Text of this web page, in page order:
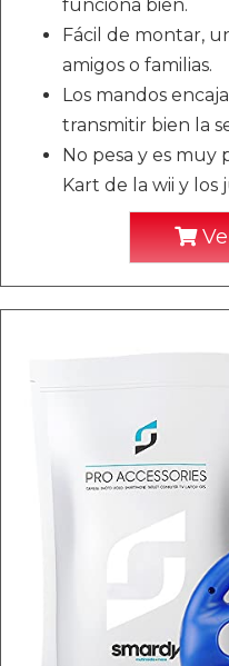
funciona bien.
Fácil de montar,
amigos o familias.
Los mandos
transmitir bien la
No pesa y es muy
Kart de la wii y los